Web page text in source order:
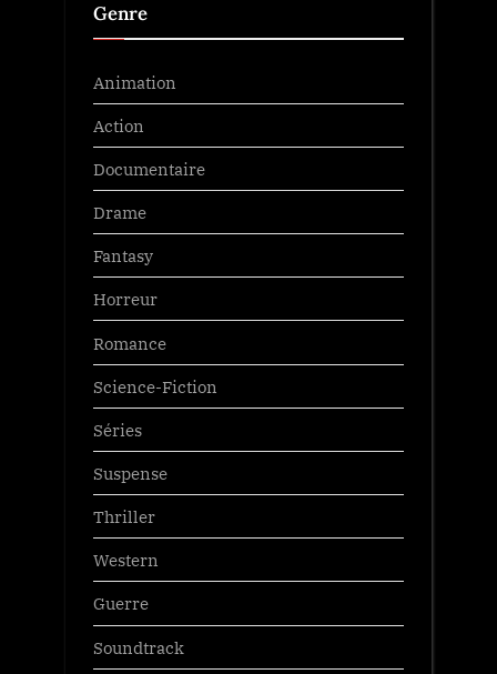
Genre
Animation
Action
Documentaire
Drame
Fantasy
Horreur
Romance
Science-Fiction
Séries
Suspense
Thriller
Western
Guerre
Soundtrack